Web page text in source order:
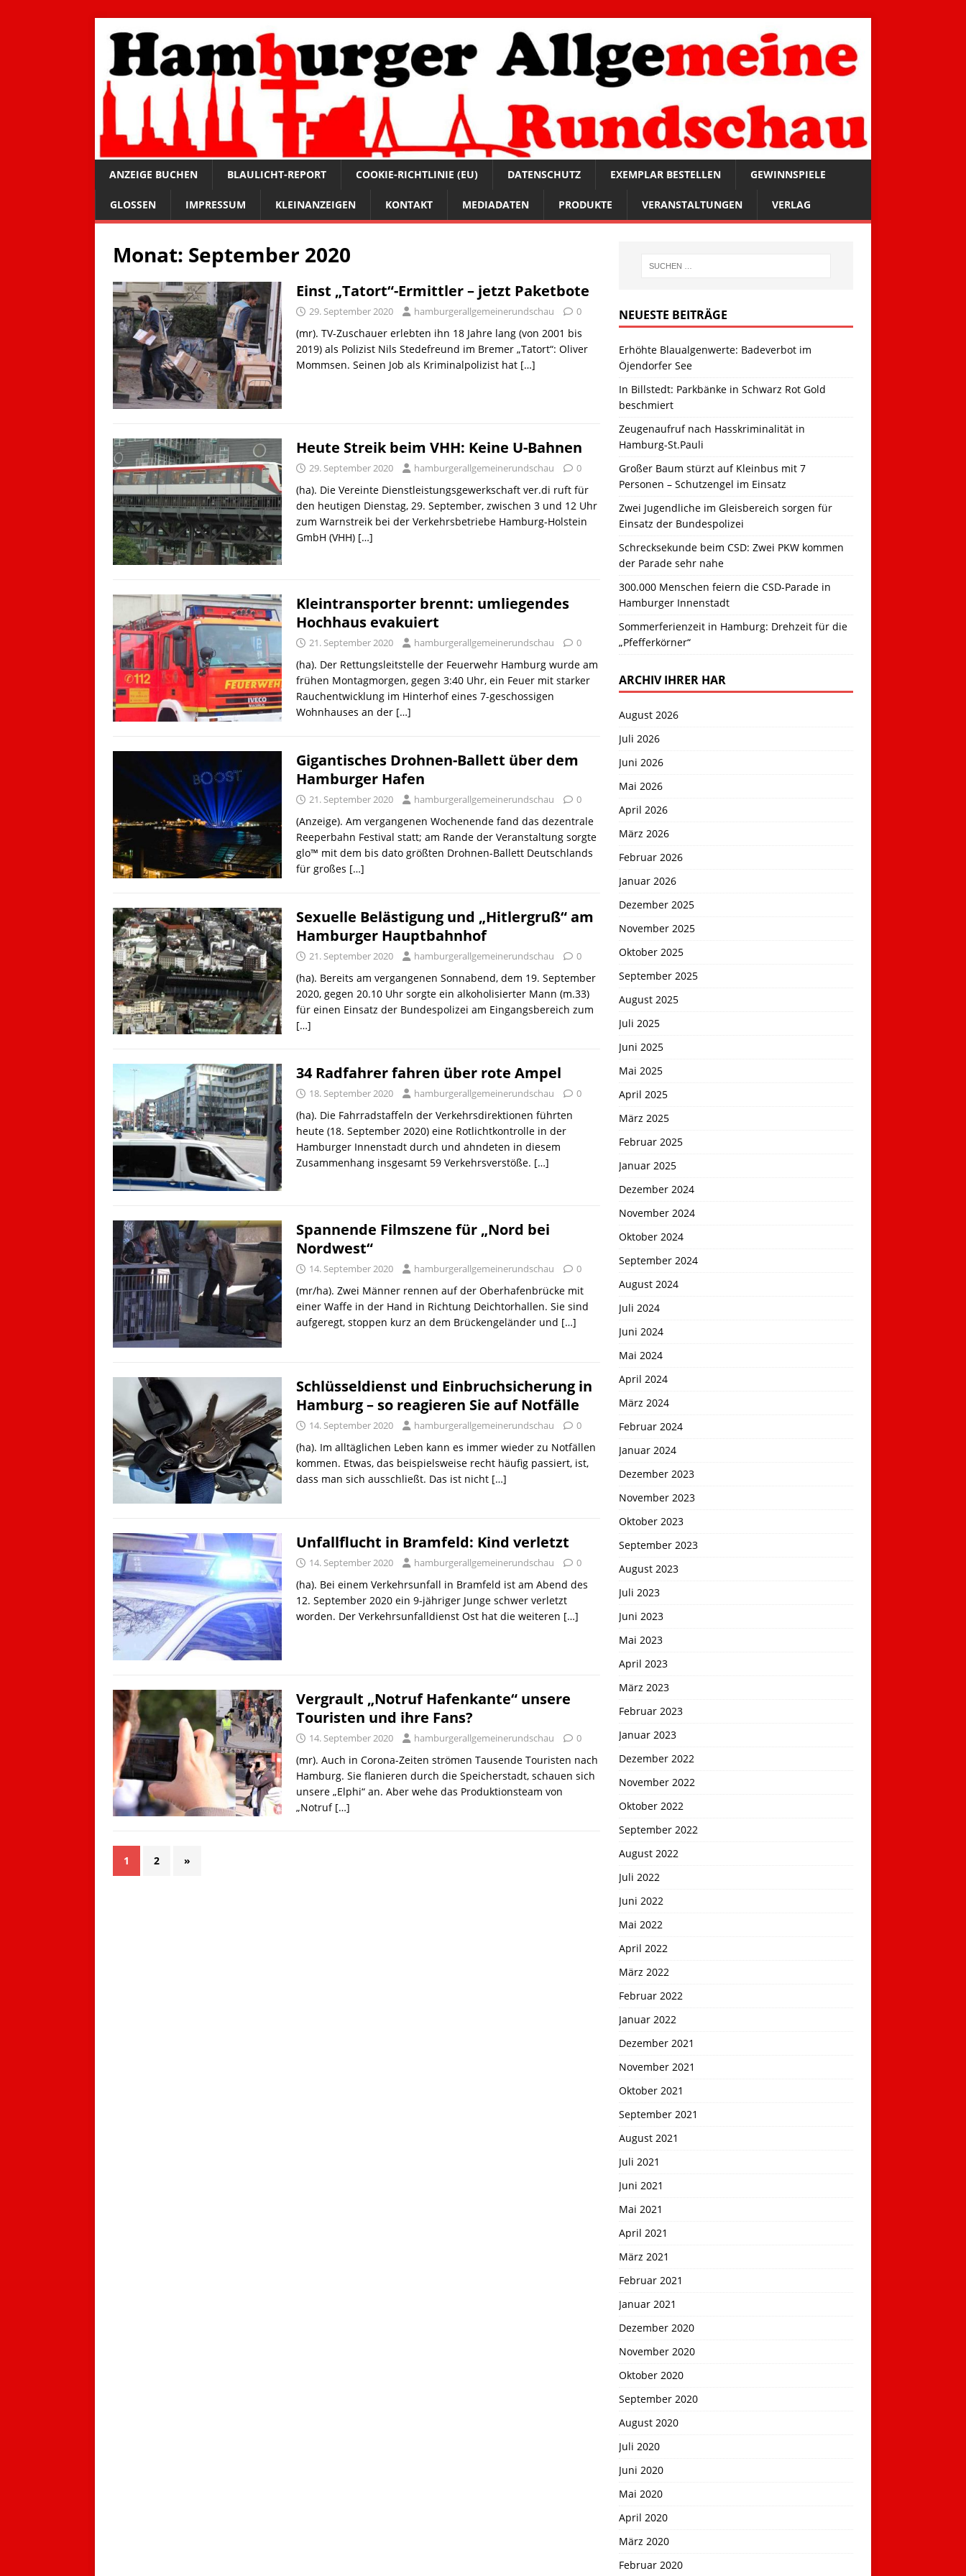
ANZEIGE BUCHEN BLAULICHT-REPORT COOKIE-RICHTLINIE (EU) DATENSCHUTZ EXEMPLAR BESTELLEN GEWINNSPIELE
GLOSSEN IMPRESSUM KLEINANZEIGEN KONTAKT MEDIADATEN PRODUKTE VERANSTALTUNGEN VERLAG
Monat: September 2020
Einst „Tatort“-Ermittler – jetzt Paketbote
29. September 2020 hamburgerallgemeinerundschau 0
(mr). TV-Zuschauer erlebten ihn 18 Jahre lang (von 2001 bis
2019) als Polizist Nils Stedefreund im Bremer „Tatort“: Oliver
Mommsen. Seinen Job als Kriminalpolizist hat […]
Heute Streik beim VHH: Keine U-Bahnen
29. September 2020 hamburgerallgemeinerundschau 0
(ha). Die Vereinte Dienstleistungsgewerkschaft ver.di ruft für
den heutigen Dienstag, 29. September, zwischen 3 und 12 Uhr
zum Warnstreik bei der Verkehrsbetriebe Hamburg-Holstein
GmbH (VHH) […]
Kleintransporter brennt: umliegendes
Hochhaus evakuiert
21. September 2020 hamburgerallgemeinerundschau 0
(ha). Der Rettungsleitstelle der Feuerwehr Hamburg wurde am
frühen Montagmorgen, gegen 3:40 Uhr, ein Feuer mit starker
Rauchentwicklung im Hinterhof eines 7-geschossigen
Wohnhauses an der […]
Gigantisches Drohnen-Ballett über dem
Hamburger Hafen
21. September 2020 hamburgerallgemeinerundschau 0
(Anzeige). Am vergangenen Wochenende fand das dezentrale
Reeperbahn Festival statt; am Rande der Veranstaltung sorgte
glo™ mit dem bis dato größten Drohnen-Ballett Deutschlands
für großes […]
Sexuelle Belästigung und „Hitlergruß“ am
Hamburger Hauptbahnhof
21. September 2020 hamburgerallgemeinerundschau 0
(ha). Bereits am vergangenen Sonnabend, dem 19. September
2020, gegen 20.10 Uhr sorgte ein alkoholisierter Mann (m.33)
für einen Einsatz der Bundespolizei am Eingangsbereich zum
[…]
34 Radfahrer fahren über rote Ampel
18. September 2020 hamburgerallgemeinerundschau 0
(ha). Die Fahrradstaffeln der Verkehrsdirektionen führten
heute (18. September 2020) eine Rotlichtkontrolle in der
Hamburger Innenstadt durch und ahndeten in diesem
Zusammenhang insgesamt 59 Verkehrsverstöße. […]
Spannende Filmszene für „Nord bei
Nordwest“
14. September 2020 hamburgerallgemeinerundschau 0
(mr/ha). Zwei Männer rennen auf der Oberhafenbrücke mit
einer Waffe in der Hand in Richtung Deichtorhallen. Sie sind
aufgeregt, stoppen kurz an dem Brückengeländer und […]
Schlüsseldienst und Einbruchsicherung in
Hamburg – so reagieren Sie auf Notfälle
14. September 2020 hamburgerallgemeinerundschau 0
(ha). Im alltäglichen Leben kann es immer wieder zu Notfällen
kommen. Etwas, das beispielsweise recht häufig passiert, ist,
dass man sich ausschließt. Das ist nicht […]
Unfallflucht in Bramfeld: Kind verletzt
14. September 2020 hamburgerallgemeinerundschau 0
(ha). Bei einem Verkehrsunfall in Bramfeld ist am Abend des
12. September 2020 ein 9-jähriger Junge schwer verletzt
worden. Der Verkehrsunfalldienst Ost hat die weiteren […]
Vergrault „Notruf Hafenkante“ unsere
Touristen und ihre Fans?
14. September 2020 hamburgerallgemeinerundschau 0
(mr). Auch in Corona-Zeiten strömen Tausende Touristen nach
Hamburg. Sie flanieren durch die Speicherstadt, schauen sich
unsere „Elphi“ an. Aber wehe das Produktionsteam von
„Notruf […]
1 2 »
NEUESTE BEITRÄGE
Erhöhte Blaualgenwerte: Badeverbot im
Öjendorfer See
In Billstedt: Parkbänke in Schwarz Rot Gold
beschmiert
Zeugenaufruf nach Hasskriminalität in
Hamburg-St.Pauli
Großer Baum stürzt auf Kleinbus mit 7
Personen – Schutzengel im Einsatz
Zwei Jugendliche im Gleisbereich sorgen für
Einsatz der Bundespolizei
Schrecksekunde beim CSD: Zwei PKW kommen
der Parade sehr nahe
300.000 Menschen feiern die CSD-Parade in
Hamburger Innenstadt
Sommerferienzeit in Hamburg: Drehzeit für die
„Pfefferkörner“
ARCHIV IHRER HAR
August 2026
Juli 2026
Juni 2026
Mai 2026
April 2026
März 2026
Februar 2026
Januar 2026
Dezember 2025
November 2025
Oktober 2025
September 2025
August 2025
Juli 2025
Juni 2025
Mai 2025
April 2025
März 2025
Februar 2025
Januar 2025
Dezember 2024
November 2024
Oktober 2024
September 2024
August 2024
Juli 2024
Juni 2024
Mai 2024
April 2024
März 2024
Februar 2024
Januar 2024
Dezember 2023
November 2023
Oktober 2023
September 2023
August 2023
Juli 2023
Juni 2023
Mai 2023
April 2023
März 2023
Februar 2023
Januar 2023
Dezember 2022
November 2022
Oktober 2022
September 2022
August 2022
Juli 2022
Juni 2022
Mai 2022
April 2022
März 2022
Februar 2022
Januar 2022
Dezember 2021
November 2021
Oktober 2021
September 2021
August 2021
Juli 2021
Juni 2021
Mai 2021
April 2021
März 2021
Februar 2021
Januar 2021
Dezember 2020
November 2020
Oktober 2020
September 2020
August 2020
Juli 2020
Juni 2020
Mai 2020
April 2020
März 2020
Februar 2020